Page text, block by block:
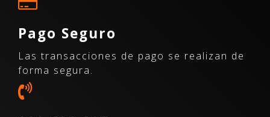
Pago Seguro
Las transacciones de pago se realizan de
forma segura.